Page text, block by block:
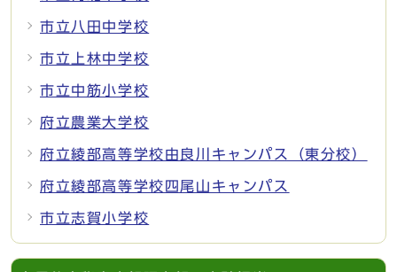
市立八田中学校
市立上林中学校
市立中筋小学校
府立農業大学校
府立綾部高等学校由良川キャンパス（東分校）
府立綾部高等学校四尾山キャンパス
市立志賀小学校